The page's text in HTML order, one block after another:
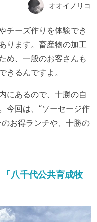
オオイノリコ
チーズ作りを体験でき
ります。畜産物の加工
め、一般のお客さんも
きるんですよ。
にあるので、十勝の自
今回は、“ソーセージ作
お得ランチや、十勝の
八千代公共育成牧